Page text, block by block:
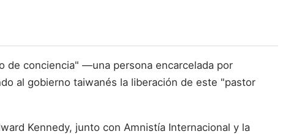
de conciencia" —una persona encarcelada por
al gobierno taiwanés la liberación de este "pastor
Kennedy, junto con Amnistía Internacional y la